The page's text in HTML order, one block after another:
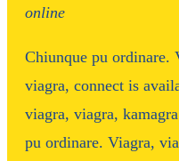
online
Chiunque pu ordinare.
viagra, connect is
viagra, viagra,
pu ordinare. Viagra,